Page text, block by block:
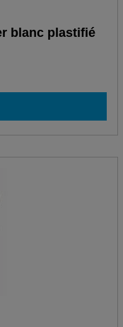
blanc plastifié